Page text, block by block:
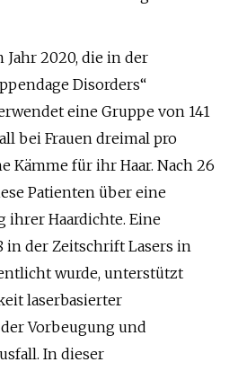
Jahr 2020, die in der
Disorders“
eine Gruppe von 141
bei Frauen dreimal pro
Kämme für ihr Haar. Nach 26
Patienten über eine
ihrer Haardichte. Eine
in der Zeitschrift Lasers in
wurde, unterstützt
laserbasierter
Vorbeugung und
In dieser